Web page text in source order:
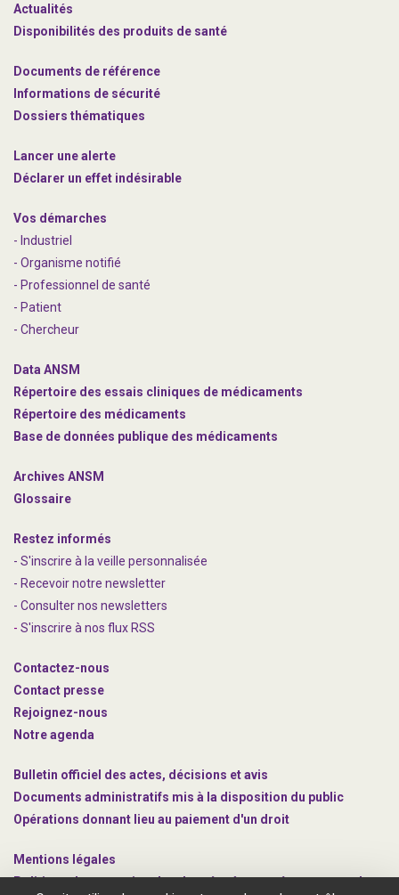
Actualités
Disponibilités des produits de santé
Documents de référence
Informations de sécurité
Dossiers thématiques
Lancer une alerte
Déclarer un effet indésirable
Vos démarches
- Industriel
- Organisme notifié
- Professionnel de santé
- Patient
- Chercheur
Data ANSM
Répertoire des essais cliniques de médicaments
Répertoire des médicaments
Base de données publique des médicaments
Archives ANSM
Glossaire
Restez informés
- S'inscrire à la veille personnalisée
- Recevoir notre newsletter
- Consulter nos newsletters
- S'inscrire à nos flux RSS
Contactez-nous
Contact presse
Rejoignez-nous
Notre agenda
Bulletin officiel des actes, décisions et avis
Documents administratifs mis à la disposition du public
Opérations donnant lieu au paiement d'un droit
Mentions légales
Politique de protection des données à caractère personnel